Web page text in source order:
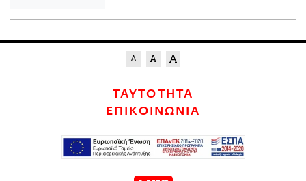
ΤΑΥΤΟΤΗΤΑ
ΕΠΙΚΟΙΝΩΝΙΑ